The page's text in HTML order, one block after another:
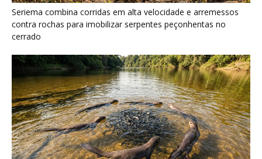
Ariranha sincroniza caça coletiva com vocalização subaquática
e cerca cardumes em rios rasos da Amazônia